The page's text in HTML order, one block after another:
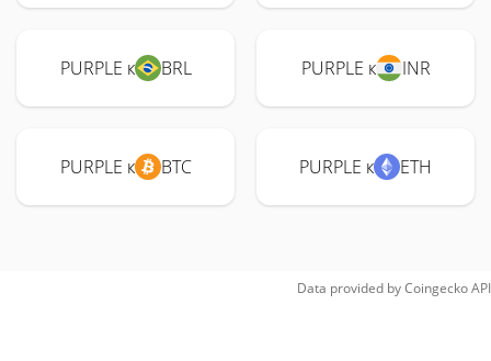
PURPLE к BRL PURPLE к INR
PURPLE к BTC PURPLE к ETH
Data provided byCoingeckoAPI